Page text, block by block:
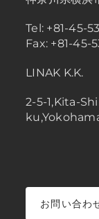
Tel: +81-45-
Fax: +81-45-
LINAK K.K.
2-5-1,Kita-
お問い合わ